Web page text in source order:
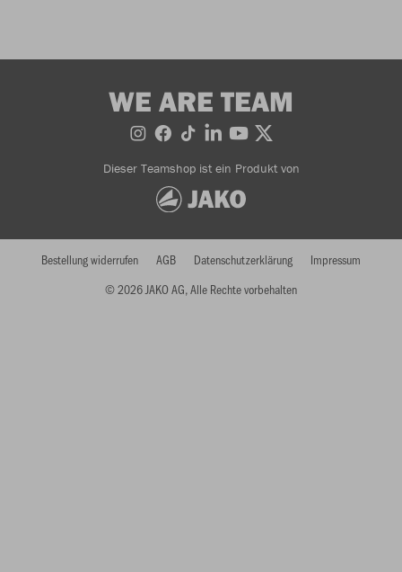
WE ARE TEAM
Dieser Teamshop ist ein Produkt von
© 2026 JAKO AG, Alle Rechte vorbehalten
Bestellung widerrufen AGB Datenschutzerklärung Impressum